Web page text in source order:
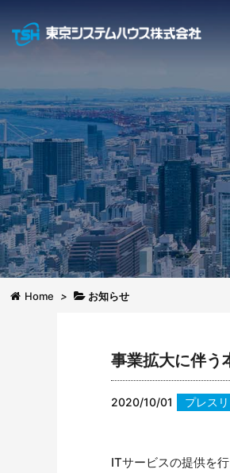
Home > お知らせ
事業拡大に伴う
2020/10/01 プレス
ITサービスの提供を